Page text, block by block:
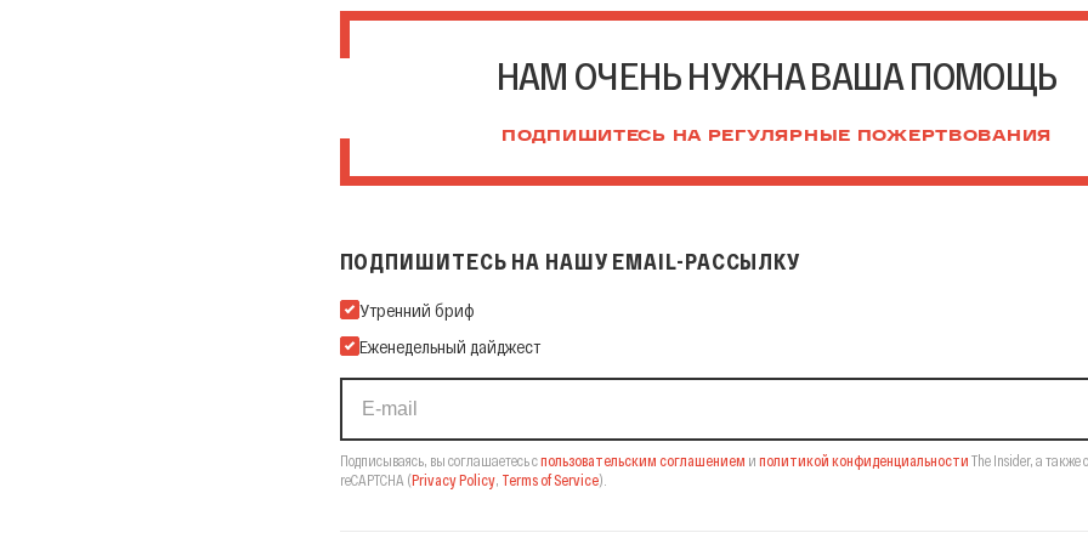
НАМ ОЧЕНЬ НУЖНА ВАША ПОМОЩЬ
ПОДПИШИТЕСЬ НА РЕГУЛЯРНЫЕ ПОЖЕРТВОВАНИЯ
ПОДПИШИТЕСЬ НА НАШУ EMAIL-РАССЫЛКУ
Подпишитесь на нашу Email-рассылку
Утренний бриф
Еженедельный дайджест
Подписываясь, вы соглашаетесь спользовательским соглашением и политикой конфиденциальности The Insider, а также
reCAPTCHA (Privacy Policy, Terms of Service).